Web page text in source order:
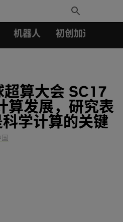
Toggle
Search
机器人 初创加速会员成
算大会 SC17
算发展，研究表
学计算的关键